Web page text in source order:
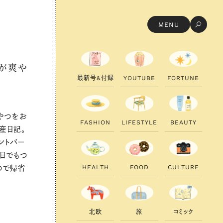
MENU
爽や
つをお
日記。
トバー
でもつ
で帰省
最新号&付録 YOUTU B E FORTU N E
FAS H ION LI FESTYLE B EAUTY
H EALTH FOOD CU LTU RE
北欧 旅 コ ミ ック